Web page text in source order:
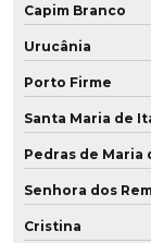
Capim Branco
Urucânia
Porto Firme
Santa Maria de
Pedras de Maria
Senhora dos
Cristina